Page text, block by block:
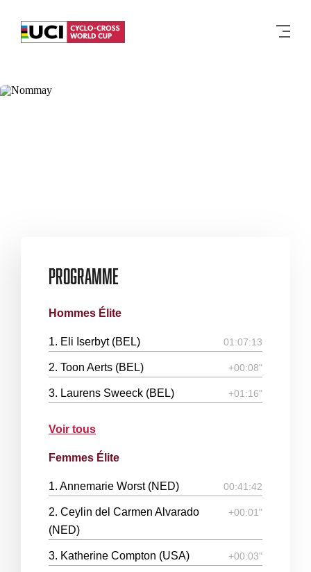
Programme
Hommes Élite
1. Eli Iserbyt (BEL) 01:07:13
2. Toon Aerts (BEL) +00:08"
3. Laurens Sweeck (BEL) +01:16"
Voir tous
Femmes Élite
1. Annemarie Worst (NED) 00:41:42
2. Ceylin del Carmen Alvarado
(NED)
+00:01"
3. Katherine Compton (USA) +00:03"